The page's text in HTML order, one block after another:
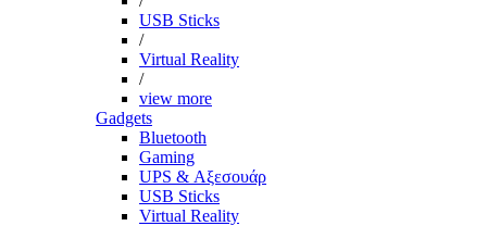
USB Sticks
/
Virtual Reality
/
view more
Gadgets
Bluetooth
Gaming
UPS & Αξεσουάρ
USB Sticks
Virtual Reality